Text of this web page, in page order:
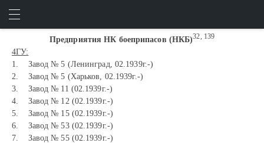
НКБ
Предприятия НК боеприпасов (НКБ)32, 139
4ГУ:
1. Завод № 5 (Ленинград, 02.1939г.-)
2. Завод № 5 (Харьков, 02.1939г.-)
3. Завод № 11 (02.1939г.-)
4. Завод № 12 (02.1939г.-)
5. Завод № 15 (02.1939г.-)
6. Завод № 53 (02.1939г.-)
7. Завод № 55 (02.1939г.-)